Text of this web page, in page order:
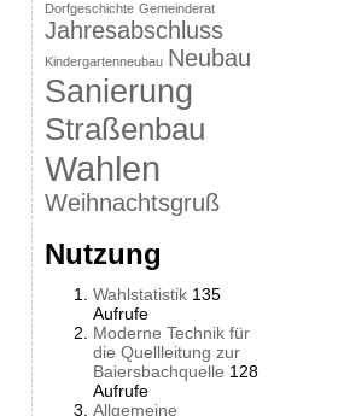
Dorfgeschichte Gemeinderat
Jahresabschluss
Kindergartenneubau Neubau
Sanierung
Straßenbau
Wahlen
Weihnachtsgruß
Nutzung
Wahlstatistik 135
Aufrufe
Moderne Technik für
die Quellleitung zur
Baiersbachquelle 128
Aufrufe
Allgemeine